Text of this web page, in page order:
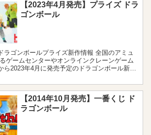
【2023年4月発売】プライズ ドラ
ゴンボール
ゴンボールプライズ新作情報 全国のアミュ
ゲームセンターやオンラインクレーンゲーム
ら2023年4月に発売予定のドラゴンボール新作
【2014年10月発売】一番くじ ド
ラゴンボール